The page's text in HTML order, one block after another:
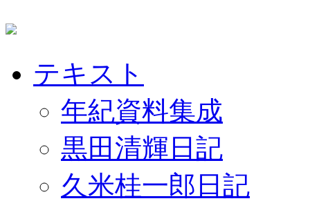
テキスト
年紀資料集成
黒田清輝日記
久米桂一郎日記